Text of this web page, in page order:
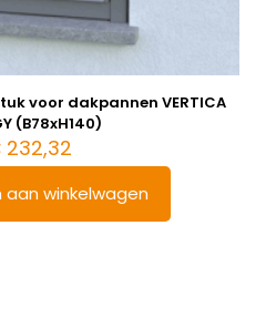
voor dakpannen VERTICA
(B78xH140)
232,32
aan winkelwagen